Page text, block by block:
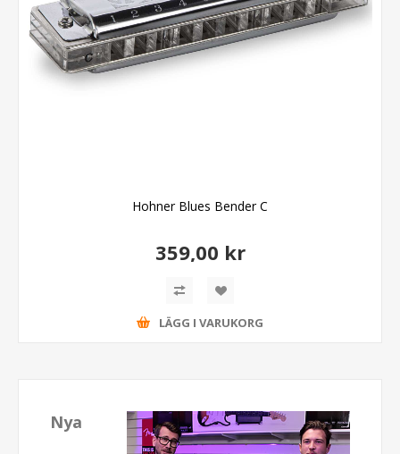
Hohner Blues Bender C
359,00 kr
LÄGG I VARUKORG
Nya